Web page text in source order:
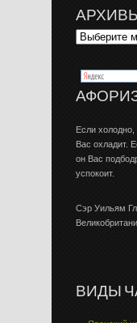
Если
Вас охладит.
он Вас
успокоит.
Сэр Уильям
ВИДЫ